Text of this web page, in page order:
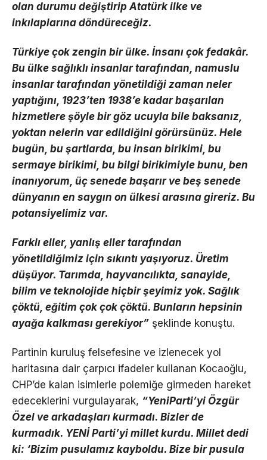
olan durumu değiştirip Atatürk ilke ve
inkılaplarına döndüreceğiz.
Türkiye çok zengin bir ülke. İnsanı çok fedakâr.
Bu ülke sağlıklı insanlar tarafından, namuslu
insanlar tarafından yönetildiği zaman neler
yaptığını, 1923’ten 1938’e kadar başarılan
hizmetlere şöyle bir göz ucuyla bile baksanız,
yoktan nelerin var edildiğini görürsünüz. Hele
bugün, bu şartlarda, bu insan birikimi, bu
sermaye birikimi, bu bilgi birikimiyle bunu, ben
inanıyorum, üç senede başarır ve beş senede
dünyanın en saygın on ülkesi arasına gireriz. Bu
potansiyelimiz var.
Farklı eller, yanlış eller tarafından
yönetildiğimiz için sıkıntı yaşıyoruz. Üretim
düşüyor. Tarımda, hayvancılıkta, sanayide,
bilim ve teknolojide hiçbir şeyimiz yok. Sağlık
çöktü, eğitim çok çok çöktü. Bunların hepsinin
ayağa kalkması gerekiyor” şeklinde konuştu.
Partinin kuruluş felsefesine ve izlenecek yol
haritasına dair çarpıcı ifadeler kullanan Kocaoğlu,
CHP’de kalan isimlerle polemiğe girmeden hareket
edeceklerini vurgulayarak, “YeniParti’yi Özgür
Özel ve arkadaşları kurmadı. Bizler de
kurmadık. YENİ Parti’yi millet kurdu. Millet dedi
ki: ‘Bizim pusulamız kayboldu. Bize bir pusula